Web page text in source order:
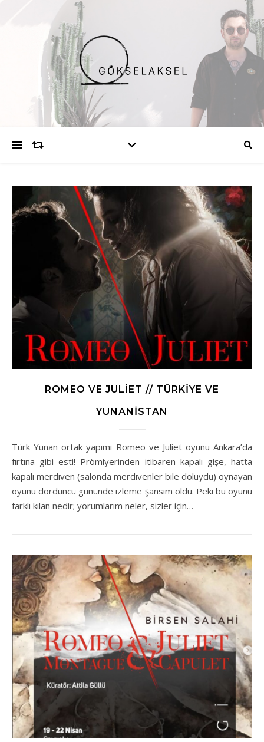
ROMEO VE JULIET // TÜRKIYE VE
YUNANISTAN
Türk Yunan ortak yapımı Romeo ve Juliet oyunu Ankara’da
fırtına gibi esti! Prömiyerinden itibaren kapalı gişe, hatta
kapalı merdiven (salonda merdivenler bile doluydu) oynayan
oyunu dördüncü gününde izleme şansım oldu. Peki bu oyunu
farklı kılan nedir; yorumlarım neler, sizler için…